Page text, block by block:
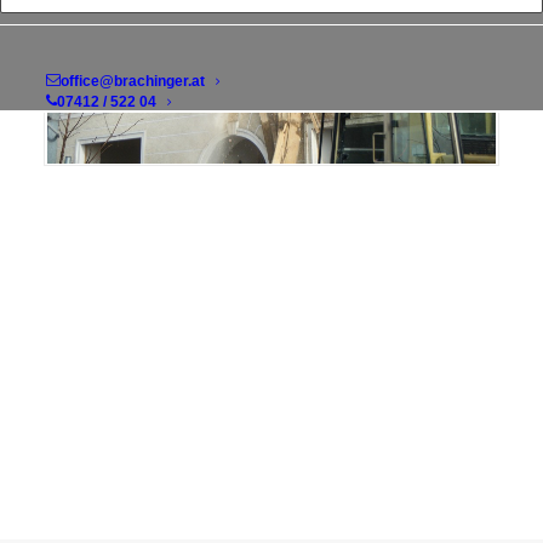
office@brachinger.at
07412 / 522 04